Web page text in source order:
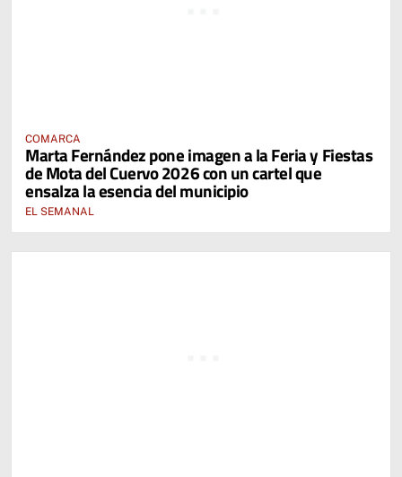
COMARCA
Marta Fernández pone imagen a la Feria y Fiestas
de Mota del Cuervo 2026 con un cartel que
ensalza la esencia del municipio
EL SEMANAL